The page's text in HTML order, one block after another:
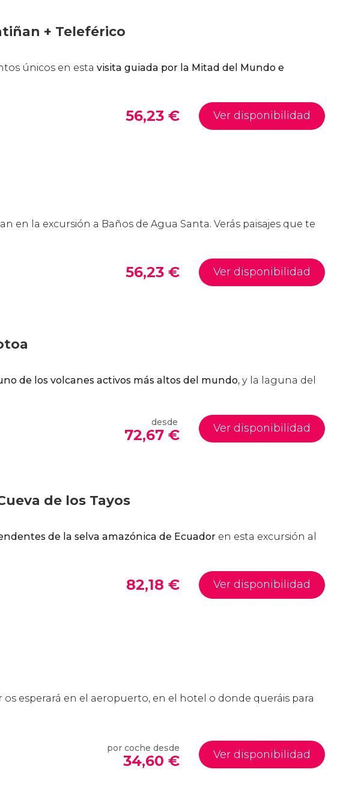
+ Teleférico
únicos en esta visita guiada por la Mitad del Mundo e
56,23 € Ver disponibilidad
en la excursión a Baños de Agua Santa. Verás paisajes que te
56,23 € Ver disponibilidad
de los volcanes activos más altos del mundo, y la laguna del
desde
72,67 € Ver disponibilidad
de los Tayos
de la selva amazónica de Ecuador en esta excursión al
82,18 € Ver disponibilidad
os esperará en el aeropuerto, en el hotel o donde queráis para
por coche desde
34,60 € Ver disponibilidad